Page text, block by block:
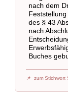
nach dem
des § 43
nach
Buches
zum Stichwort